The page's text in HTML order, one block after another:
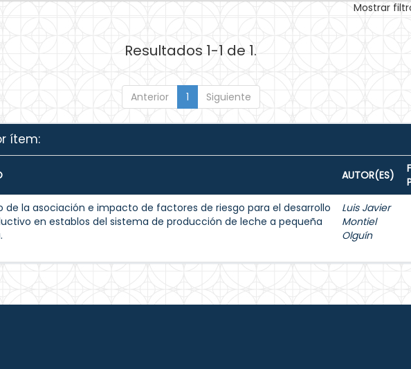
Mostrar
Resultados 1-1 de 1.
Anterior 1 Siguiente
ítem:
AUTOR(ES)
de la asociación e impacto de factores de riesgo para el desarrollo
en establos del sistema de producción de leche a pequeña
Luis Javier
Montiel
Olguín